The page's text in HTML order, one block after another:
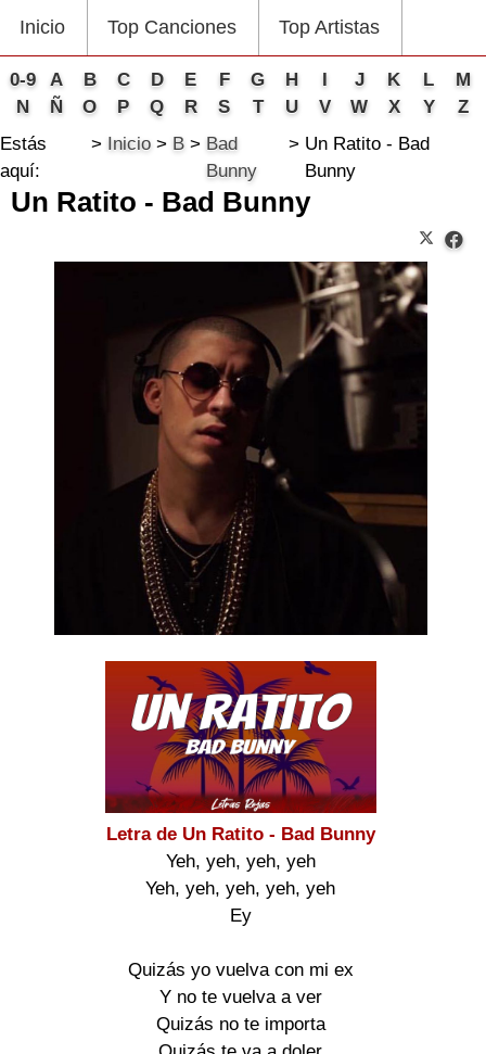
Inicio Top Canciones Top Artistas
0-9 A B C D E F G H I J K L
M
N
Ñ O P Q R S T U V W X Y
Z
Estás
aquí:
Inicio B
Bad
Bunny
Un Ratito - Bad
Bunny
Un Ratito - Bad Bunny
Letra de Un Ratito - Bad Bunny
Yeh, yeh, yeh, yeh
Yeh, yeh, yeh, yeh, yeh
Ey
Quizás yo vuelva con mi ex
Y no te vuelva a ver
Quizás no te importa